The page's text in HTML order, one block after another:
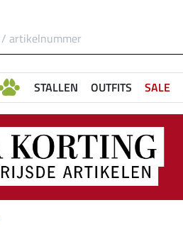
STALLEN OUTFITS SALE